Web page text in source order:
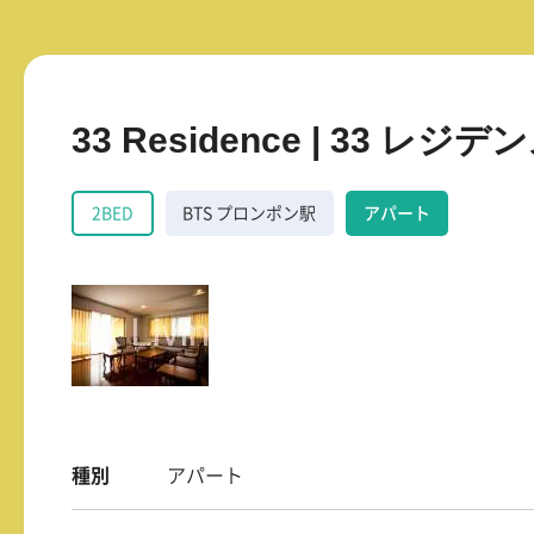
33 Residence | 33 レジデ
2BED BTS プロンポン駅 アパート
種別 アパート